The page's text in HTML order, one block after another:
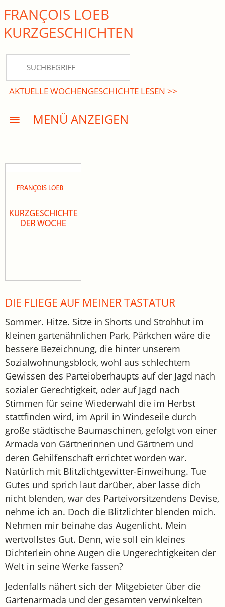
close Submenü
KURZGESCHICHTEN
DREISATZROMANE
PRESSE
FRANÇOIS LOEB
KURZ­GESCHICHTEN
AKTUELLE WOCHENGESCHICHTE LESEN >>
MENÜ ANZEIGEN
DIE FLIEGE AUF MEINER TASTATUR
Sommer. Hitze. Sitze in Shorts und Strohhut im
kleinen gartenähnlichen Park, Pärkchen wäre die
bessere Bezeichnung, die hinter unserem
Sozialwohnungsblock, wohl aus schlechtem
Gewissen des Parteioberhaupts auf der Jagd nach
sozialer Gerechtigkeit, oder auf Jagd nach
Stimmen für seine Wiederwahl die im Herbst
stattfinden wird, im April in Windeseile durch
große städtische Baumaschinen, gefolgt von einer
Armada von Gärtnerinnen und Gärtnern und
deren Gehilfenschaft errichtet worden war.
Natürlich mit Blitzlichtgewitter-Einweihung. Tue
Gutes und sprich laut darüber, aber lasse dich
nicht blenden, war des Parteivorsitzendens Devise,
nehme ich an. Doch die Blitzlichter blenden mich.
Nehmen mir beinahe das Augenlicht. Mein
wertvollstes Gut. Denn, wie soll ein kleines
Dichterlein ohne Augen die Ungerechtigkeiten der
Welt in seine Werke fassen?
Jedenfalls nähert sich der Mitgebieter über die
Gartenarmada und der gesamten verwinkelten